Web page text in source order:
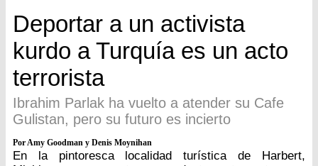
Deportar a un activista
kurdo a Turquía es un acto
terrorista
Ibrahim Parlak ha vuelto a atender su Cafe
Gulistan, pero su futuro es incierto
Por Amy Goodman y Denis Moynihan
En la pintoresca localidad turística de Harbert,